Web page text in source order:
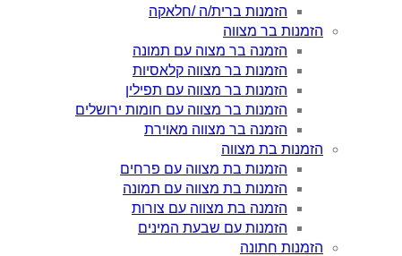
הזמנות ברית/ה /חלאקה
הזמנות בר מצווה
הזמנה בר מצוה עם תמונה
הזמנות בר מצווה קלאסיות
הזמנות בר מצווה עם תפילין
הזמנות בר מצווה עם חומות ירושלים
הזמנה בר מצווה מאוירת
הזמנות בת מצווה
הזמנות בת מצווה עם פרחים
הזמנות בת מצווה עם תמונה
הזמנה בת מצווה עם צורות
הזמנות עם שבעת המינים
הזמנות חתונה